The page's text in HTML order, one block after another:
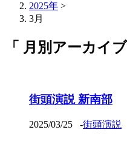
2025年 >
3月
「 月別アーカイ
街頭演説 新南部
2025/03/25 -街頭演説